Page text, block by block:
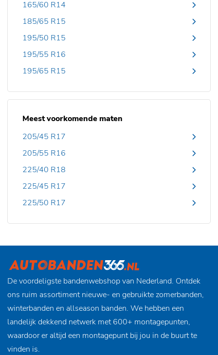
165/60 R14
185/65 R15
195/50 R15
195/55 R16
195/65 R15
Meest voorkomende maten
205/45 R17
205/55 R16
225/40 R18
225/45 R17
225/50 R17
De voordeligste bandenwebshop van Nederland. Ontdek
ons ruim assortiment nieuwe- en gebruikte zomerbanden,
winterbanden en allseason banden. We hebben een
landelijk dekkend netwerk met 600+ montagepunten,
waardoor er altijd een montagepunt bij jou in de buurt te
vinden is.